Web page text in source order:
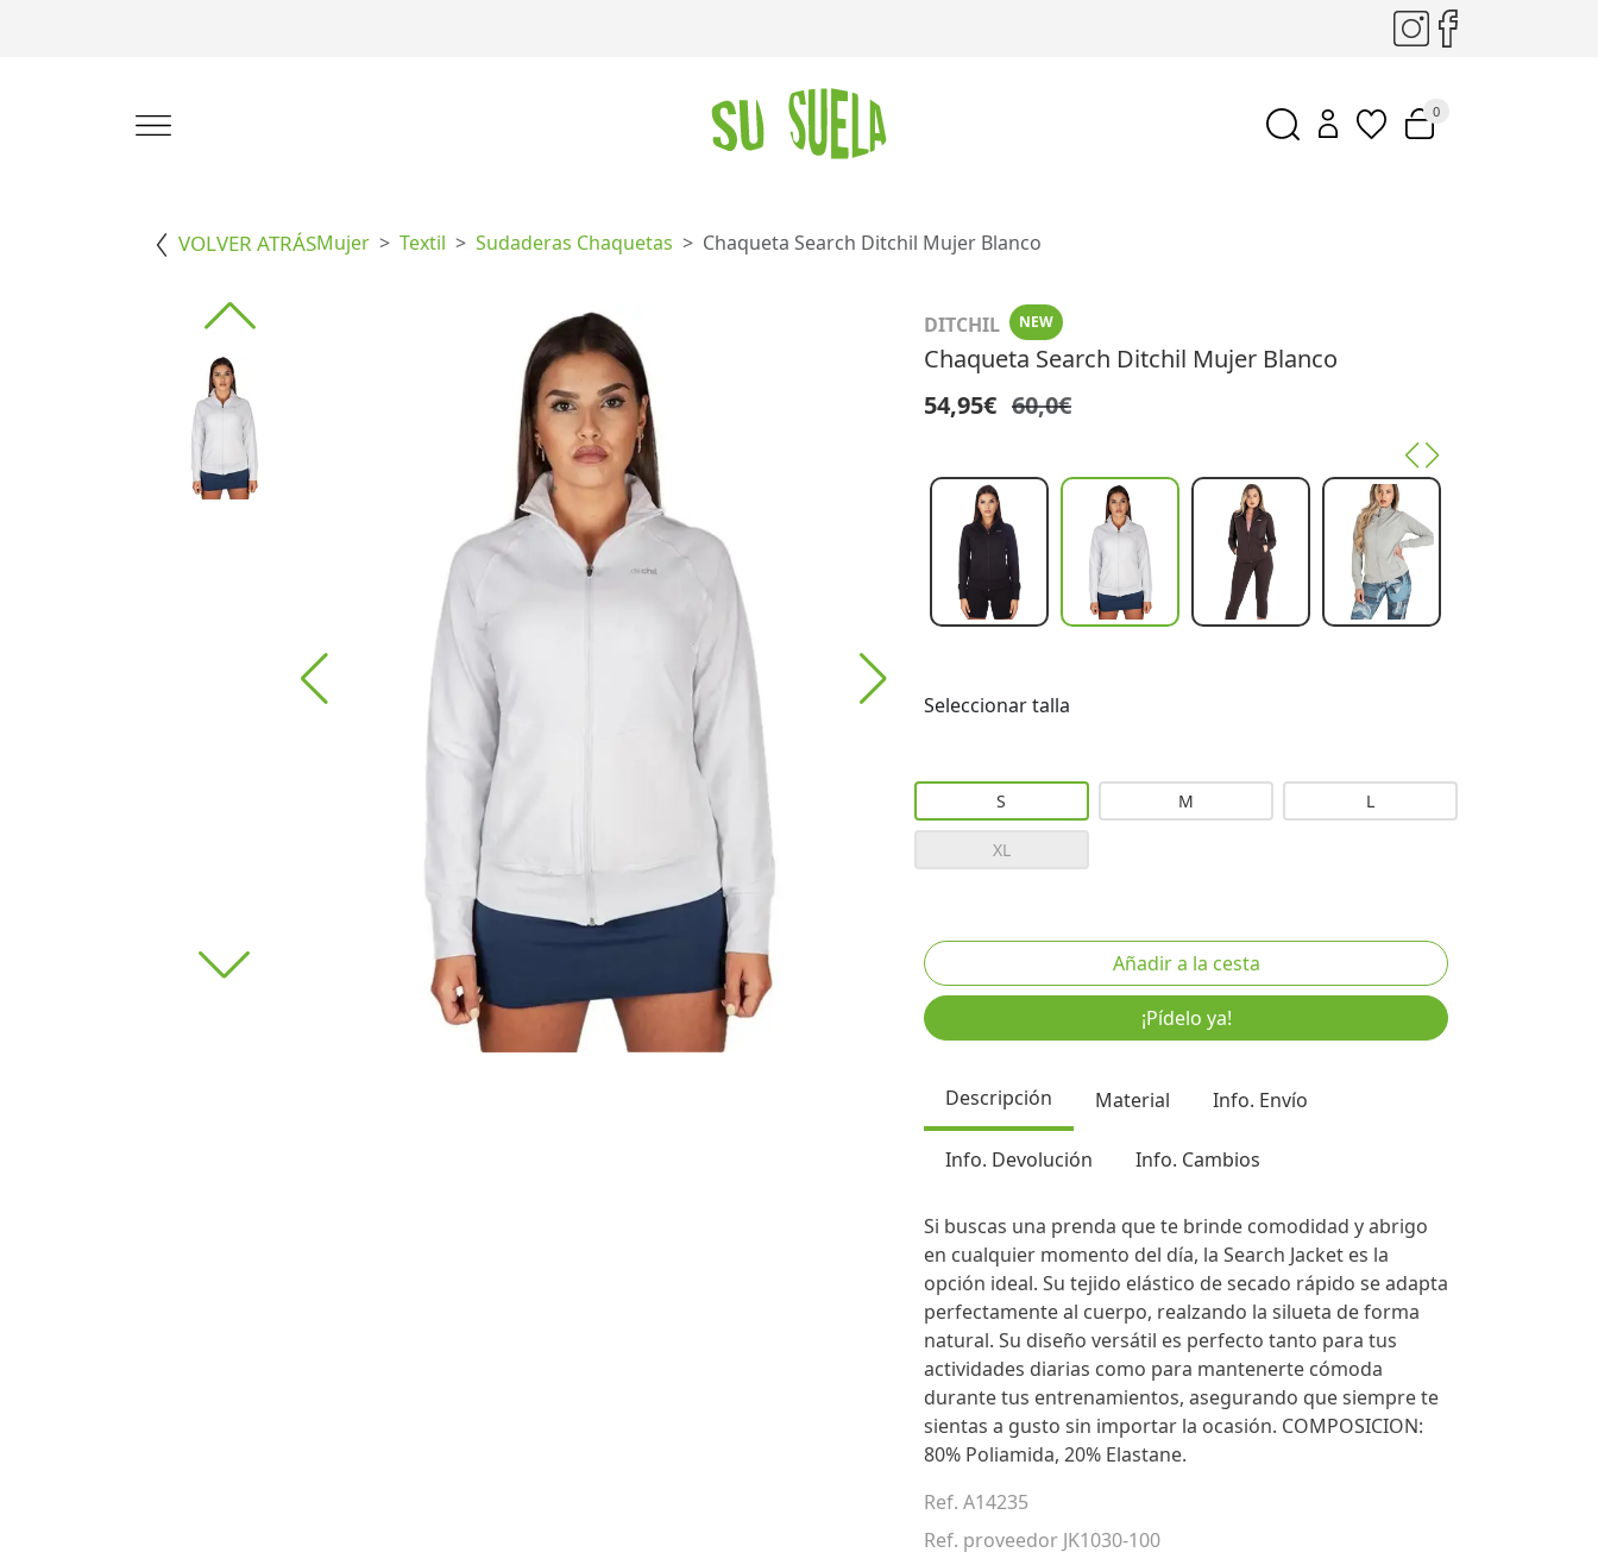
0
VOLVER ATRÁSMujer Textil Sudaderas Chaquetas Chaqueta Search Ditchil Mujer Blanco
DITCHIL NEW
Chaqueta Search Ditchil Mujer Blanco
54,95€ 60,0€
Seleccionar talla
S M L
XL
¡Pídelo ya!
Descripción Material Info. Envío
Info. Devolución Info. Cambios
Si buscas una prenda que te brinde comodidad y abrigo
en cualquier momento del día, la Search Jacket es la
opción ideal. Su tejido elástico de secado rápido se adapta
perfectamente al cuerpo, realzando la silueta de forma
natural. Su diseño versátil es perfecto tanto para tus
actividades diarias como para mantenerte cómoda
durante tus entrenamientos, asegurando que siempre te
sientas a gusto sin importar la ocasión. COMPOSICION:
80% Poliamida, 20% Elastane.
Ref. A14235
Ref. proveedor JK1030-100